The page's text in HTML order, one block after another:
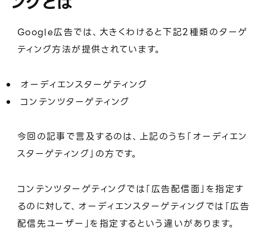
Google広告では、大きくわけると下記2種類のターゲ
ティング方法が提供されています。
オーディエンスターゲティング
コンテンツターゲティング
今回の記事で言及するのは、上記のうち「オーディエン
スターゲティング」の方です。
コンテンツターゲティングでは「広告配信面」を指定す
るのに対して、オーディエンスターゲティングでは「広告
配信先ユーザー」を指定するという違いがあります。